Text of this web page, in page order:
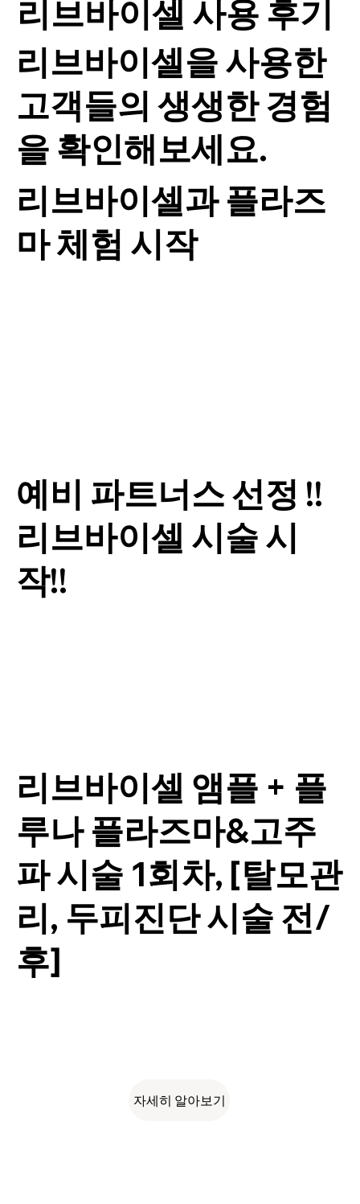
리브바이셀 사용 후기
리브바이셀을 사용한
고객들의 생생한 경험
을 확인해보세요.
리브바이셀과 플라즈
마 체험 시작
예비 파트너스 선정 !!
리브바이셀 시술 시
작!!
리브바이셀 앰플 + 플
루나 플라즈마&고주
파 시술 1회차, [탈모관
리, 두피진단 시술 전/
후]
자세히 알아보기